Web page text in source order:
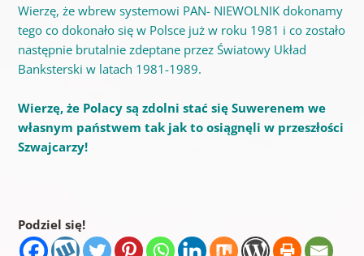
Wierzę, że wbrew systemowi PAN- NIEWOLNIK dokonamy
tego co dokonało się w Polsce już w roku 1981 i co zostało
następnie brutalnie zdeptane przez Światowy Układ
Banksterski w latach 1981-1989.
Wierzę, że Polacy są zdolni stać się Suwerenem we
własnym państwem tak jak to osiągnęli w przeszłości
Szwajcarzy!
Podziel się!